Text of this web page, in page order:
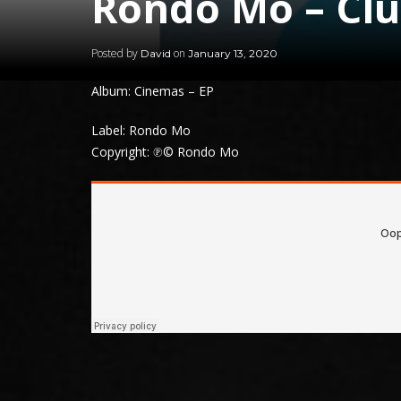
Posted by David on January 13, 2020
Album: Cinemas – EP
Label: Rondo Mo
Copyright: ℗© Rondo Mo